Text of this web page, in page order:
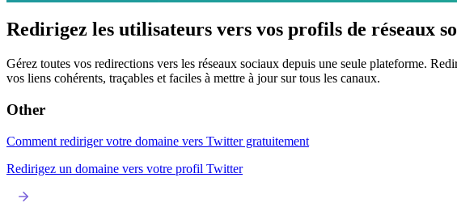
Redirigez les utilisateurs vers vos profils de réseaux
Gérez toutes vos redirections vers les réseaux sociaux depuis une seule plateforme.
vos liens cohérents, traçables et faciles à mettre à jour sur tous les canaux.
Other
Comment rediriger votre domaine vers Twitter gratuitement
Redirigez un domaine vers votre profil Twitter